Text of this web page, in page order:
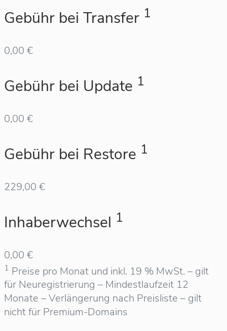
Gebühr bei Transfer 1
0,00 €
Gebühr bei Update 1
0,00 €
Gebühr bei Restore 1
229,00 €
Inhaberwechsel 1
0,00 €
1 Preise pro Monat und inkl. 19 % MwSt. – gilt
für Neuregistrierung – Mindestlaufzeit 12
Monate – Verlängerung nach Preisliste – gilt
nicht für Premium-Domains